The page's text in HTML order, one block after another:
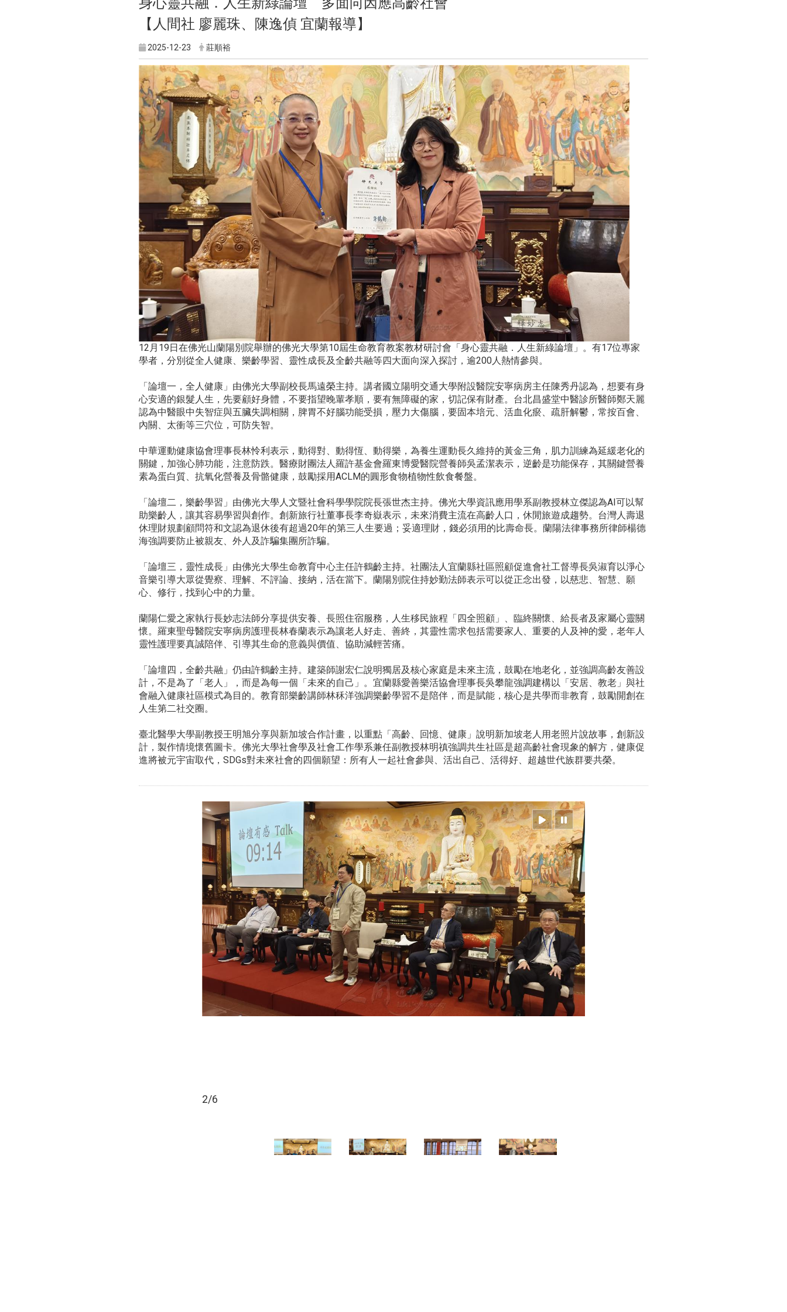
【人間社 廖麗珠、陳逸偵 宜蘭報導】
2025-12-23 莊順裕
12月19日在佛光山蘭陽別院舉辦的佛光大學第10屆生命教育教案教材研討會「身心靈共融．人生新綠論壇」。有17位專家
學者，分別從全人健康、樂齡學習、靈性成長及全齡共融等四大面向深入探討，逾200人熱情參與。
「論壇一，全人健康」由佛光大學副校長馬遠榮主持。講者國立陽明交通大學附設醫院安寧病房主任陳秀丹認為，想要有身
心安適的銀髮人生，先要顧好身體，不要指望晚輩孝順，要有無障礙的家，切記保有財產。台北昌盛堂中醫診所醫師鄭天麗
認為中醫眼中失智症與五臟失調相關，脾胃不好腦功能受損，壓力大傷腦，要固本培元、活血化瘀、疏肝解鬱，常按百會、
內關、太衝等三穴位，可防失智。
中華運動健康協會理事長林怜利表示，動得對、動得恆、動得樂，為養生運動長久維持的黃金三角，肌力訓練為延緩老化的
關鍵，加強心肺功能，注意防跌。醫療財團法人羅許基金會羅東博愛醫院營養師吳孟潔表示，逆齡是功能保存，其關鍵營養
素為蛋白質、抗氧化營養及骨骼健康，鼓勵採用ACLM的圓形食物植物性飲食餐盤。
「論壇二，樂齡學習」由佛光大學人文暨社會科學學院院長張世杰主持。佛光大學資訊應用學系副教授林立傑認為AI可以幫
助樂齡人，讓其容易學習與創作。創新旅行社董事長李奇嶽表示，未來消費主流在高齡人口，休閒旅遊成趨勢。台灣人壽退
休理財規劃顧問符和文認為退休後有超過20年的第三人生要過；妥適理財，錢必須用的比壽命長。蘭陽法律事務所律師楊德
海強調要防止被親友、外人及詐騙集團所詐騙。
「論壇三，靈性成長」由佛光大學生命教育中心主任許鶴齡主持。社團法人宜蘭縣社區照顧促進會社工督導長吳淑育以淨心
音樂引導大眾從覺察、理解、不評論、接納，活在當下。蘭陽別院住持妙勤法師表示可以從正念出發，以慈悲、智慧、願
心、修行，找到心中的力量。
蘭陽仁愛之家執行長妙志法師分享提供安養、長照住宿服務，人生移民旅程「四全照顧」、臨終關懷、給長者及家屬心靈關
懷。羅東聖母醫院安寧病房護理長林春蘭表示為讓老人好走、善終，其靈性需求包括需要家人、重要的人及神的愛，老年人
靈性護理要真誠陪伴、引導其生命的意義與價值、協助減輕苦痛。
「論壇四，全齡共融」仍由許鶴齡主持。建築師謝宏仁說明獨居及核心家庭是未來主流，鼓勵在地老化，並強調高齡友善設
計，不是為了「老人」，而是為每一個「未來的自己」。宜蘭縣愛善樂活協會理事長吳攀龍強調建構以「安居、教老」與社
會融入健康社區模式為目的。教育部樂齡講師林秝洋強調樂齡學習不是陪伴，而是賦能，核心是共學而非教育，鼓勵開創在
人生第二社交圈。
臺北醫學大學副教授王明旭分享與新加坡合作計畫，以重點「高齡、回憶、健康」說明新加坡老人用老照片說故事，創新設
計，製作情境懷舊圖卡。佛光大學社會學及社會工作學系兼任副教授林明禛強調共生社區是超高齡社會現象的解方，健康促
進將被元宇宙取代，SDGs對未來社會的四個願望：所有人一起社會參與、活出自己、活得好、超越世代族群要共榮。
2/6